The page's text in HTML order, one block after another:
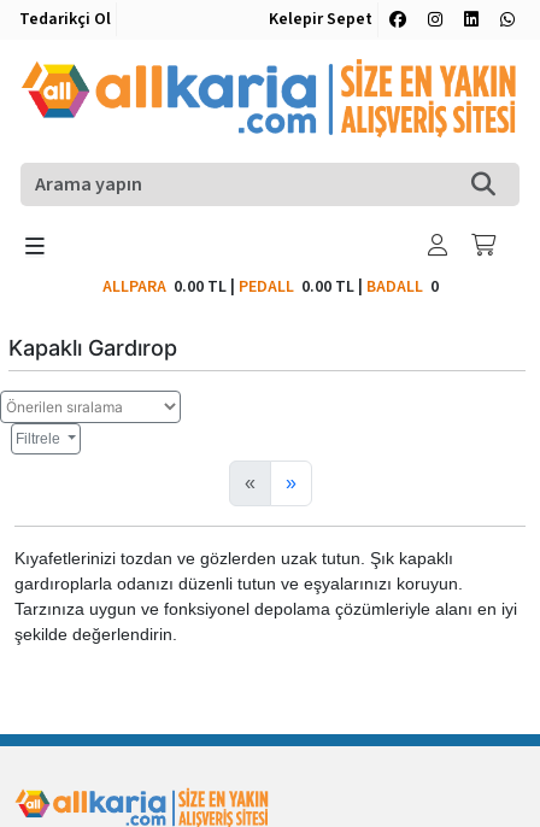
Tedarikçi Ol Kelepir Sepet
ALLPARA 0.00 TL| PEDALL 0.00 TL| BADALL0
Kapaklı Gardırop
Filtrele
« »
Kıyafetlerinizi tozdan ve gözlerden uzak tutun. Şık kapaklı
gardıroplarla odanızı düzenli tutun ve eşyalarınızı koruyun.
Tarzınıza uygun ve fonksiyonel depolama çözümleriyle alanı en iyi
şekilde değerlendirin.